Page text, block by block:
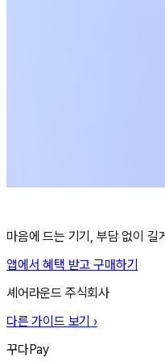
마음에 드는 기기, 부담 없이 길
앱에서 혜택 받고 구매하기
셰어라운드 주식회사
다른 가이드 보기 ›
꾸다Pay